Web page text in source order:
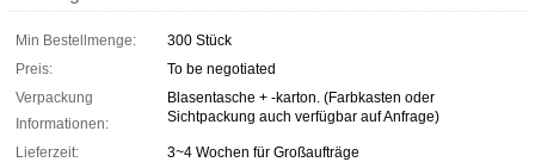
Min Bestellmenge:
300 Stück
Preis:
To be negotiated
Verpackung
Informationen:
Blasentasche + -karton. (Farbkasten oder
Sichtpackung auch verfügbar auf Anfrage)
Lieferzeit:
3~4 Wochen für Großaufträge